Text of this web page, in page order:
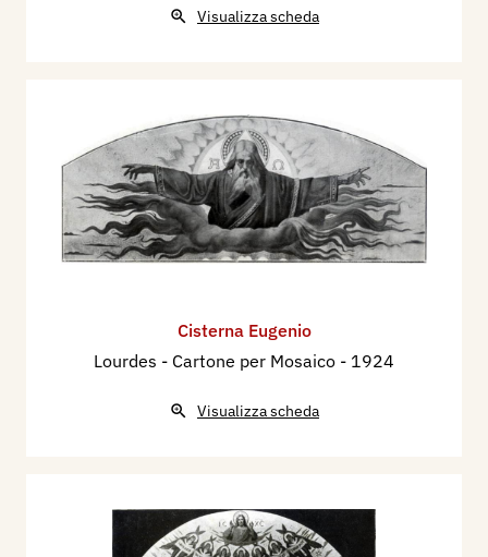
Visualizza scheda
Cisterna Eugenio
Lourdes - Cartone per Mosaico - 1924
Visualizza scheda